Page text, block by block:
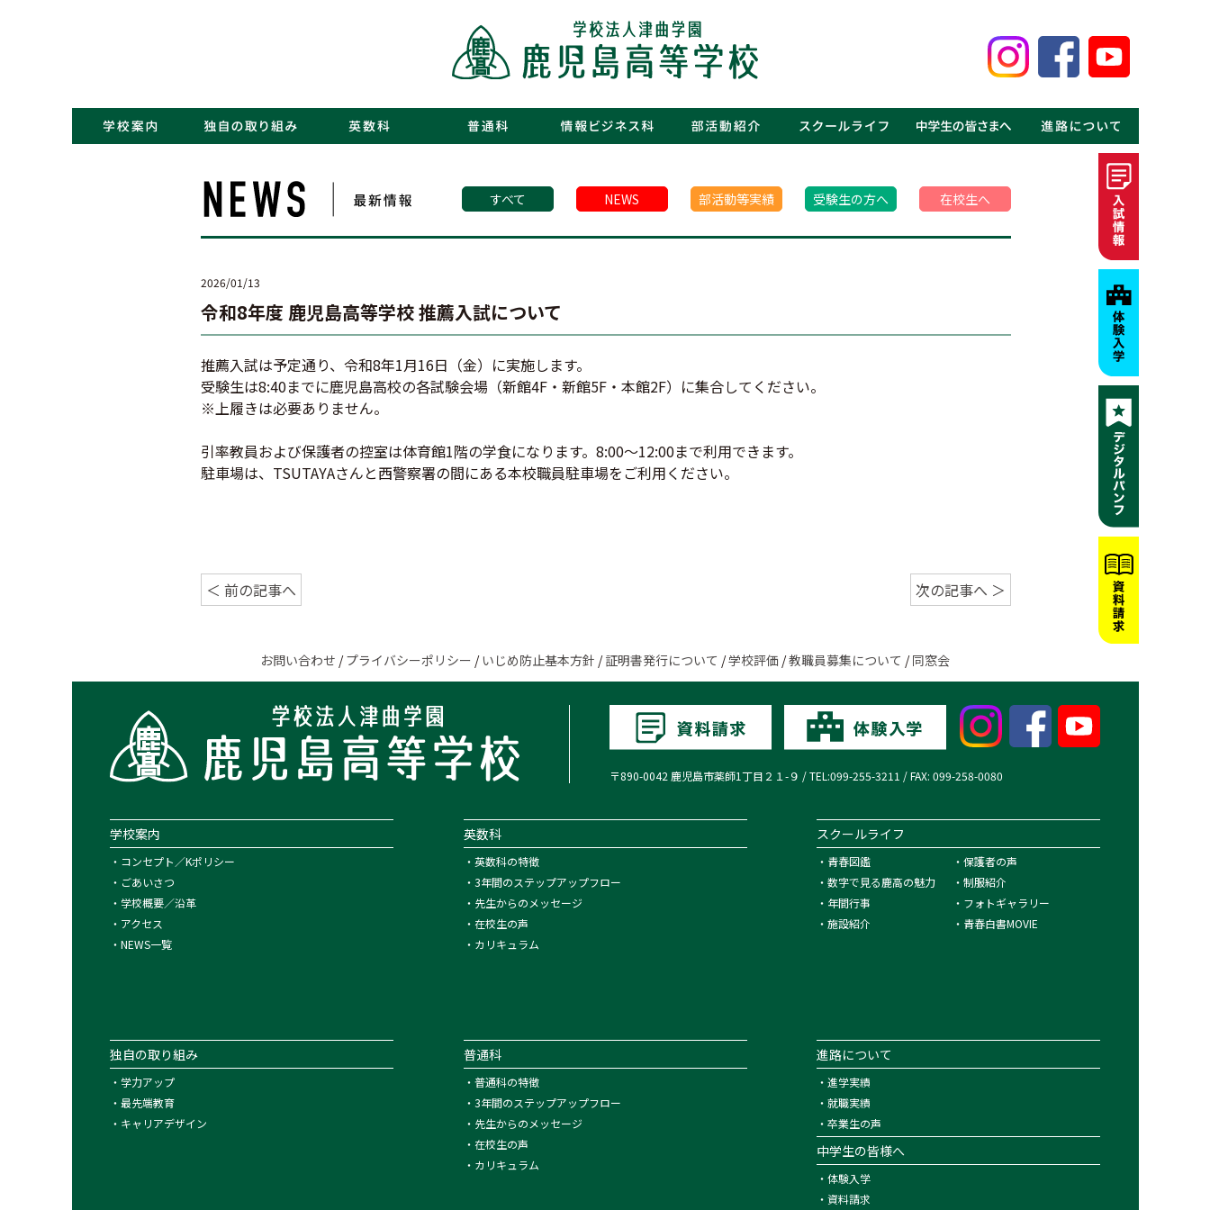
すべて NEWS 部活動等実績 受験生の方へ 在校生へ
2026/01/13
令和8年度 鹿児島高等学校 推薦入試について
推薦入試は予定通り、令和8年1月16日（金）に実施します。
受験生は8:40までに鹿児島高校の各試験会場（新館4F・新館5F・本館2F）に集合してください。
※上履きは必要ありません。
引率教員および保護者の控室は体育館1階の学食になります。8:00～12:00まで利用できます。
駐車場は、TSUTAYAさんと西警察署の間にある本校職員駐車場をご利用ください。
＜ 前の記事へ 次の記事へ ＞
お問い合わせ /プライバシーポリシー /いじめ防止基本方針 /証明書発行について /学校評価 /教職員募集について /同窓会
〒890-0042 鹿児島市薬師1丁目２１-９ / TEL:099-255-3211 / FAX: 099-258-0080
学校案内
・ コンセプト／Kポリシー
・ ごあいさつ
・ 学校概要／沿革
・ アクセス
・ NEWS一覧
独自の取り組み
・ 学力アップ
・ 最先端教育
・ キャリアデザイン
英数科
・ 英数科の特徴
・ 3年間のステップアップフロー
・ 先生からのメッセージ
・ 在校生の声
・ カリキュラム
普通科
・ 普通科の特徴
・ 3年間のステップアップフロー
・ 先生からのメッセージ
・ 在校生の声
・ カリキュラム
スクールライフ
・ 青春図鑑 ・保護者の声
・ 数字で見る鹿高の魅力 ・制服紹介
・ 年間行事 ・ フォトギャラリー
・ 施設紹介 ・ 青春白書MOVIE
進路について
・ 進学実績
・ 就職実績
・ 卒業生の声
中学生の皆様へ
・ 体験入学
・ 資料請求